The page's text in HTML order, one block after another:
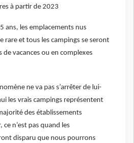
à partir de 2023
ans, les emplacements nus
rare et tous les campings se seront
vacances ou en complexes
ne va pas s’arrêter de lui-
les vrais campings représentent
des établissements
ce n’est pas quand les
disparu que nous pourrons